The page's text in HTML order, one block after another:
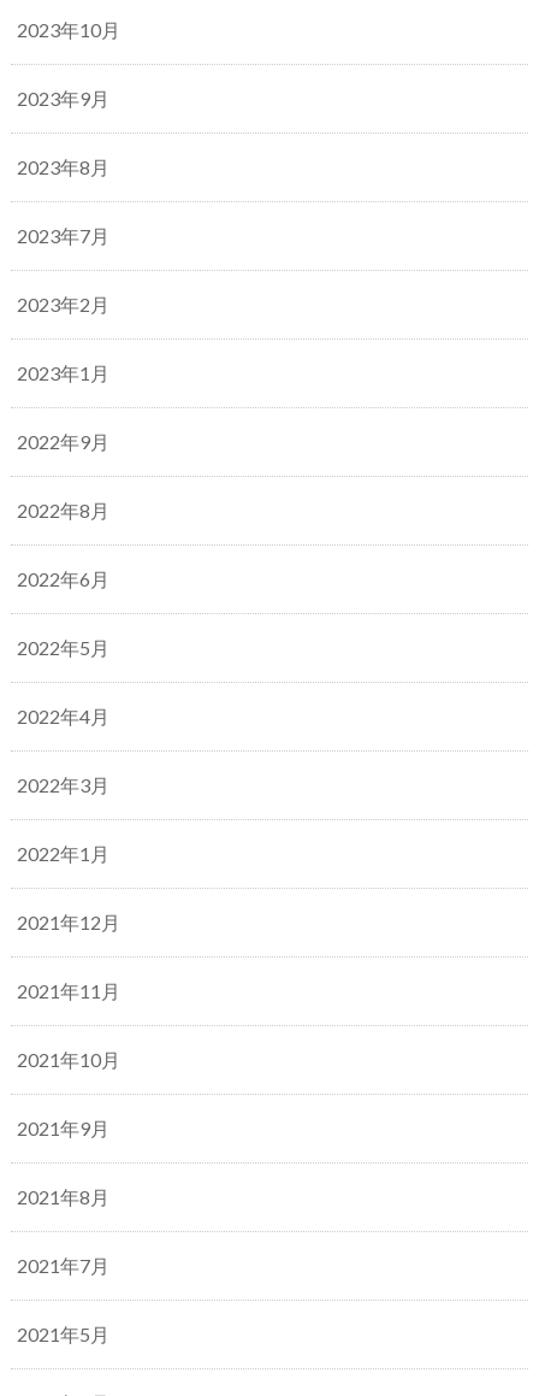
2023年10月
2023年9月
2023年8月
2023年7月
2023年2月
2023年1月
2022年9月
2022年8月
2022年6月
2022年5月
2022年4月
2022年3月
2022年1月
2021年12月
2021年11月
2021年10月
2021年9月
2021年8月
2021年7月
2021年5月